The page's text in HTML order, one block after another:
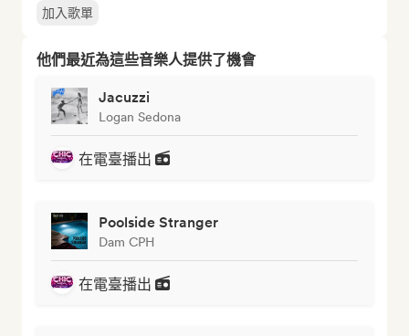
加入歌單
他們最近為這些音樂人提供了機會
Jacuzzi
Logan Sedona
在電臺播出
Poolside Stranger
Dam CPH
在電臺播出